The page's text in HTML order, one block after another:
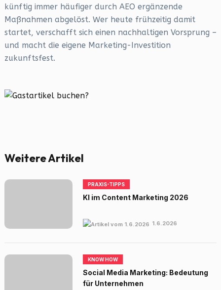
künftig immer häufiger durch AEO ergänzende
Maßnahmen abgelöst. Wer heute frühzeitig damit
startet, verschafft sich einen nachhaltigen Vorsprung –
und macht die eigene Marketing-Investition
zukunftsfest.
Weitere Artikel
PRAXIS-TIPPS
KI im Content Marketing 2026
1.6.2026
KNOW HOW
Social Media Marketing: Bedeutung
für Unternehmen